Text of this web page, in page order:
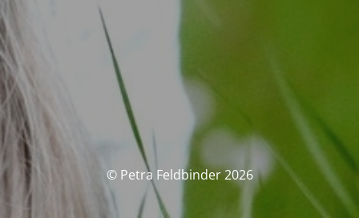
© Petra Feldbinder 2026